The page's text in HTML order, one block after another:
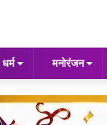
धर्म मनोरंजन